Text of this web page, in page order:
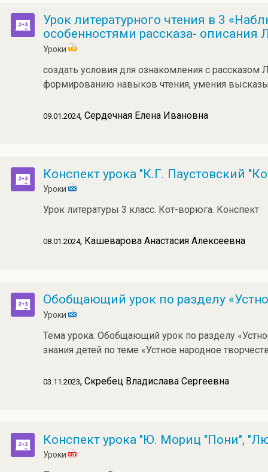
Урок литературного чтения в 3
особенностями рассказа- описания
Уроки
создать условия для ознакомления с рассказом
формированию навыков чтения, умения
09.01.2024, Сердечная Елена Ивановна
Конспект урока "К.Г. Паустовский
Уроки
Урок литературы 3 класс. Кот-ворюга. Конспект
08.01.2024, Кашеварова Анастасия Алексеевна
Обобщающий урок по разделу
Уроки
Тема урока: Обобщающий урок по разделу
знания детей по теме «Устное народное
03.11.2023, Скребец Владислава Сергеевна
Конспект урока "Ю. Мориц "Пони",
Уроки